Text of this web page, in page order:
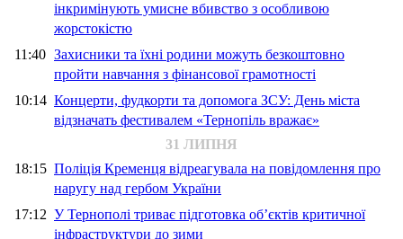
інкримінують умисне вбивство з особливою
жорстокістю
11:40 Захисники та їхні родини можуть безкоштовно
пройти навчання з фінансової грамотності
10:14 Концерти, фудкорти та допомога ЗСУ: День міста
відзначать фестивалем «Тернопіль вражає»
31 ЛИПНЯ
18:15 Поліція Кременця відреагувала на повідомлення про
наругу над гербом України
17:12 У Тернополі триває підготовка об’єктів критичної
інфраструктури до зими